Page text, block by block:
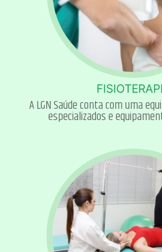
A LGN Saúde conta com uma
especializados e